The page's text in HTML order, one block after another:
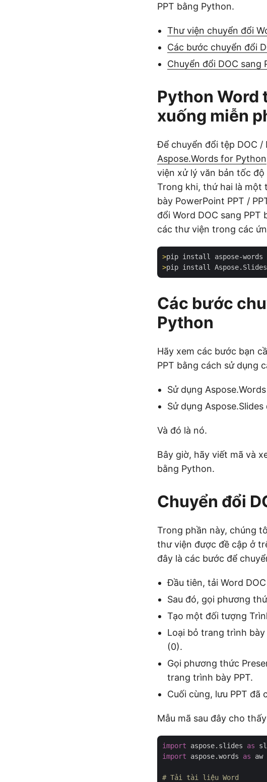
PPT bằng Python.
Thư viện chuyển đổi
Các bước chuyển đổi
Chuyển đổi DOC sang
Python Word
xuống miễn
Để chuyển đổi tệp DOC /
Aspose.Words for Python
viện xử lý văn bản tốc độ
Trong khi, thứ hai là một
bày PowerPoint PPT /
đổi Word DOC sang
các thư viện trong các
>pip install aspose-words
>pip install Aspose.Slides
Các bước
Python
Hãy xem các bước bạn
PPT bằng cách sử dụng
Sử dụng
Sử dụng
Và đó là nó.
Bây giờ, hãy viết mã và
bằng Python.
Chuyển đổi
Trong phần này, chúng
thư viện được đề cập ở
đây là các bước để
Đầu tiên, tải Word
Sau đó, gọi phương
Tạo một đối tượng
Loại bỏ trang trình
(0).
Gọi phương thức
trang trình bày PPT.
Cuối cùng, lưu PPT
Mẫu mã sau đây cho
import aspose.slides as
import aspose.words as aw
# Tải tài liệu Word